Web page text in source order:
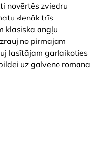
novērtēs zviedru
«Ienāk trīs
klasiskā angļu
no pirmajām
lasītājam garlaikoties
uz galveno romāna